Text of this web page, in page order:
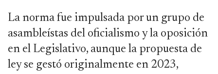
La norma fue impulsada por un grupo de
asambleístas del oficialismo y la oposición
en el Legislativo, aunque la propuesta de
ley se gestó originalmente en 2023,